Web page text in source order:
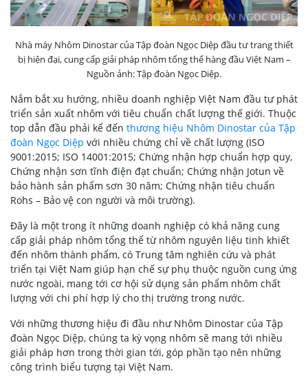
Nhà máy Nhôm Dinostar của Tập đoàn Ngọc Diệp đầu tư trang thiết
bị hiện đại, cung cấp giải pháp nhôm tổng thể hàng đầu Việt Nam –
Nguồn ảnh: Tập đoàn Ngọc Diệp.
Nắm bắt xu hướng, nhiều doanh nghiệp Việt Nam đầu tư phát
triển sản xuất nhôm với tiêu chuẩn chất lượng thế giới. Thuộc
top dẫn đầu phải kể đến thương hiệu Nhôm Dinostar của Tập
đoàn Ngọc Diệp với nhiều chứng chỉ về chất lượng (ISO
9001:2015; ISO 14001:2015; Chứng nhận hợp chuẩn hợp quy,
Chứng nhận sơn tĩnh điện đạt chuẩn; Chứng nhận Jotun về
bảo hành sản phẩm sơn 30 năm; Chứng nhận tiêu chuẩn
Rohs – Bảo vệ con người và môi trường).
Đây là một trong ít những doanh nghiệp có khả năng cung
cấp giải pháp nhôm tổng thể từ nhôm nguyên liệu tinh khiết
đến nhôm thành phẩm, có Trung tâm nghiên cứu và phát
triển tại Việt Nam giúp hạn chế sự phụ thuộc nguồn cung ứng
nước ngoài, mang tới cơ hội sử dụng sản phẩm nhôm chất
lượng với chi phí hợp lý cho thị trường trong nước.
Với những thương hiệu đi đầu như Nhôm Dinostar của Tập
đoàn Ngọc Diệp, chúng ta kỳ vọng nhôm sẽ mang tới nhiều
giải pháp hơn trong thời gian tới, góp phần tạo nên những
công trình biểu tượng tại Việt Nam.